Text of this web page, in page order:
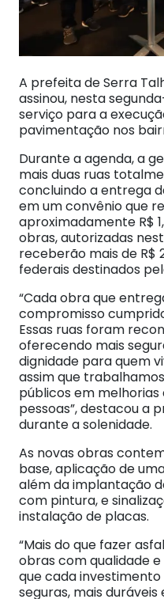
A prefeita de Serra
assinou, nesta
serviço para a
pavimentação nos
Durante a agenda, a
mais duas ruas
concluindo a entrega
em um convênio que
aproximadamente R$
obras, autorizadas
receberão mais de R$
federais destinados
“Cada obra que
compromisso
Essas ruas foram
oferecendo mais
dignidade para quem
assim que
públicos em
pessoas”, destacou a
durante a solenidade.
As novas obras
base, aplicação de
além da implantação
com pintura, e
instalação de placas.
“Mais do que fazer
obras com qualidade
que cada
seguras, mais